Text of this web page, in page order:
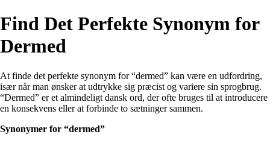
Find Det Perfekte Synonym for
Dermed
At finde det perfekte synonym for “dermed” kan være en udfordring,
især når man ønsker at udtrykke sig præcist og variere sin sprogbrug.
“Dermed” er et almindeligt dansk ord, der ofte bruges til at introducere
en konsekvens eller at forbinde to sætninger sammen.
Synonymer for “dermed”